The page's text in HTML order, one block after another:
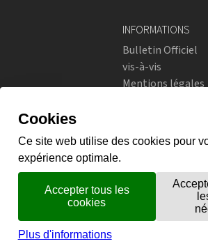
INFORMATIONS
Bulletin Officiel
vis-à-vis
Mentions légales
Instagram
flickr